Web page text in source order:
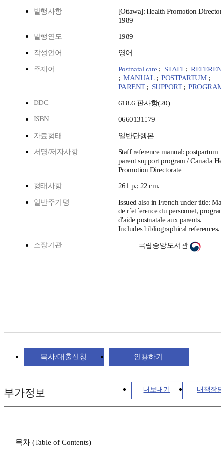
발행사항
[Ottawa]: Health Promotion
1989
발행연도 1989
작성언어 영어
주제어 Postnatal care ; STAFF;
;MANUAL;POSTPARTUM;
PARENT ; SUPPORT;
DDC
618.6 판사항(20)
ISBN
0660131579
자료형태 일반단행본
서명/저자사항
Staff reference manual: postpartum
parent support program / Canada
Promotion Directorate
형태사항 261 p.; 22 cm.
일반주기명
Issued also in French under title:
de r´ef´erence du personnel,
d'aide postnatale aux parents.
Includes bibliographical references.
소장기관 국립중앙도서관
복사/대출신청 인용하기
내보내기 내책장
부가정보
목차 (Table of Contents)